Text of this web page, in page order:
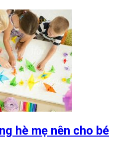
hè mẹ nên cho bé